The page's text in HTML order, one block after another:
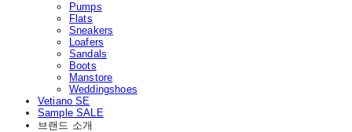
Pumps
Flats
Sneakers
Loafers
Sandals
Boots
Manstore
Weddingshoes
Vetiano SE
Sample SALE
브랜드 소개